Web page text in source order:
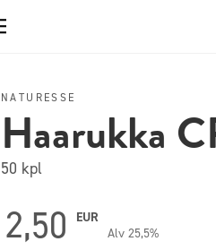
NATURESSE
Haarukka
50 kpl
2,50
EUR
Alv 25,5%